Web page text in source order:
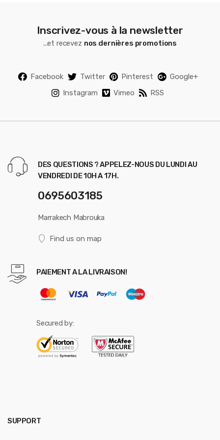
Inscrivez-vous à la newsletter
...et recevez nos dernières promotions
Facebook Twitter Pinterest
Google+
Instagram
Vimeo RSS
DES QUESTIONS ? APPELEZ-NOUS DU LUNDI AU
VENDREDI DE 10H A 17H.
0695603185
Marrakech Mabrouka
Find us on map
PAIEMENT A LA LIVRAISON!
Secured by:
SUPPORT